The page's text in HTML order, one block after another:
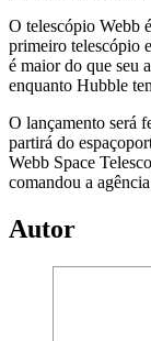
O telescópio Webb
primeiro telescópio
é maior do que seu
enquanto Hubble
O lançamento será
partirá do
Webb Space
comandou a
Autor